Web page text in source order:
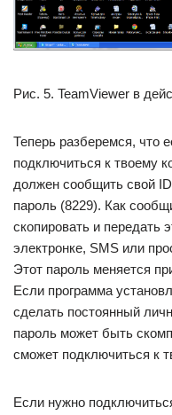
Рис. 5. TeamViewer в
Теперь разберемся, что
подключиться к твоему
должен сообщить свой
пароль (8229). Как
скопировать и передать
электронке, SMS или
Этот пароль меняется
Если программа
сделать постоянный
пароль может быть
сможет подключиться к
Если нужно